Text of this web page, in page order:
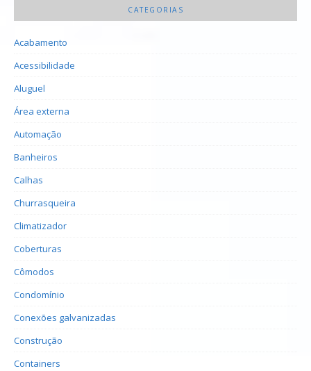
CATEGORIAS
Acabamento
Acessibilidade
Aluguel
Área externa
Automação
Banheiros
Calhas
Churrasqueira
Climatizador
Coberturas
Cômodos
Condomínio
Conexões galvanizadas
Construção
Containers